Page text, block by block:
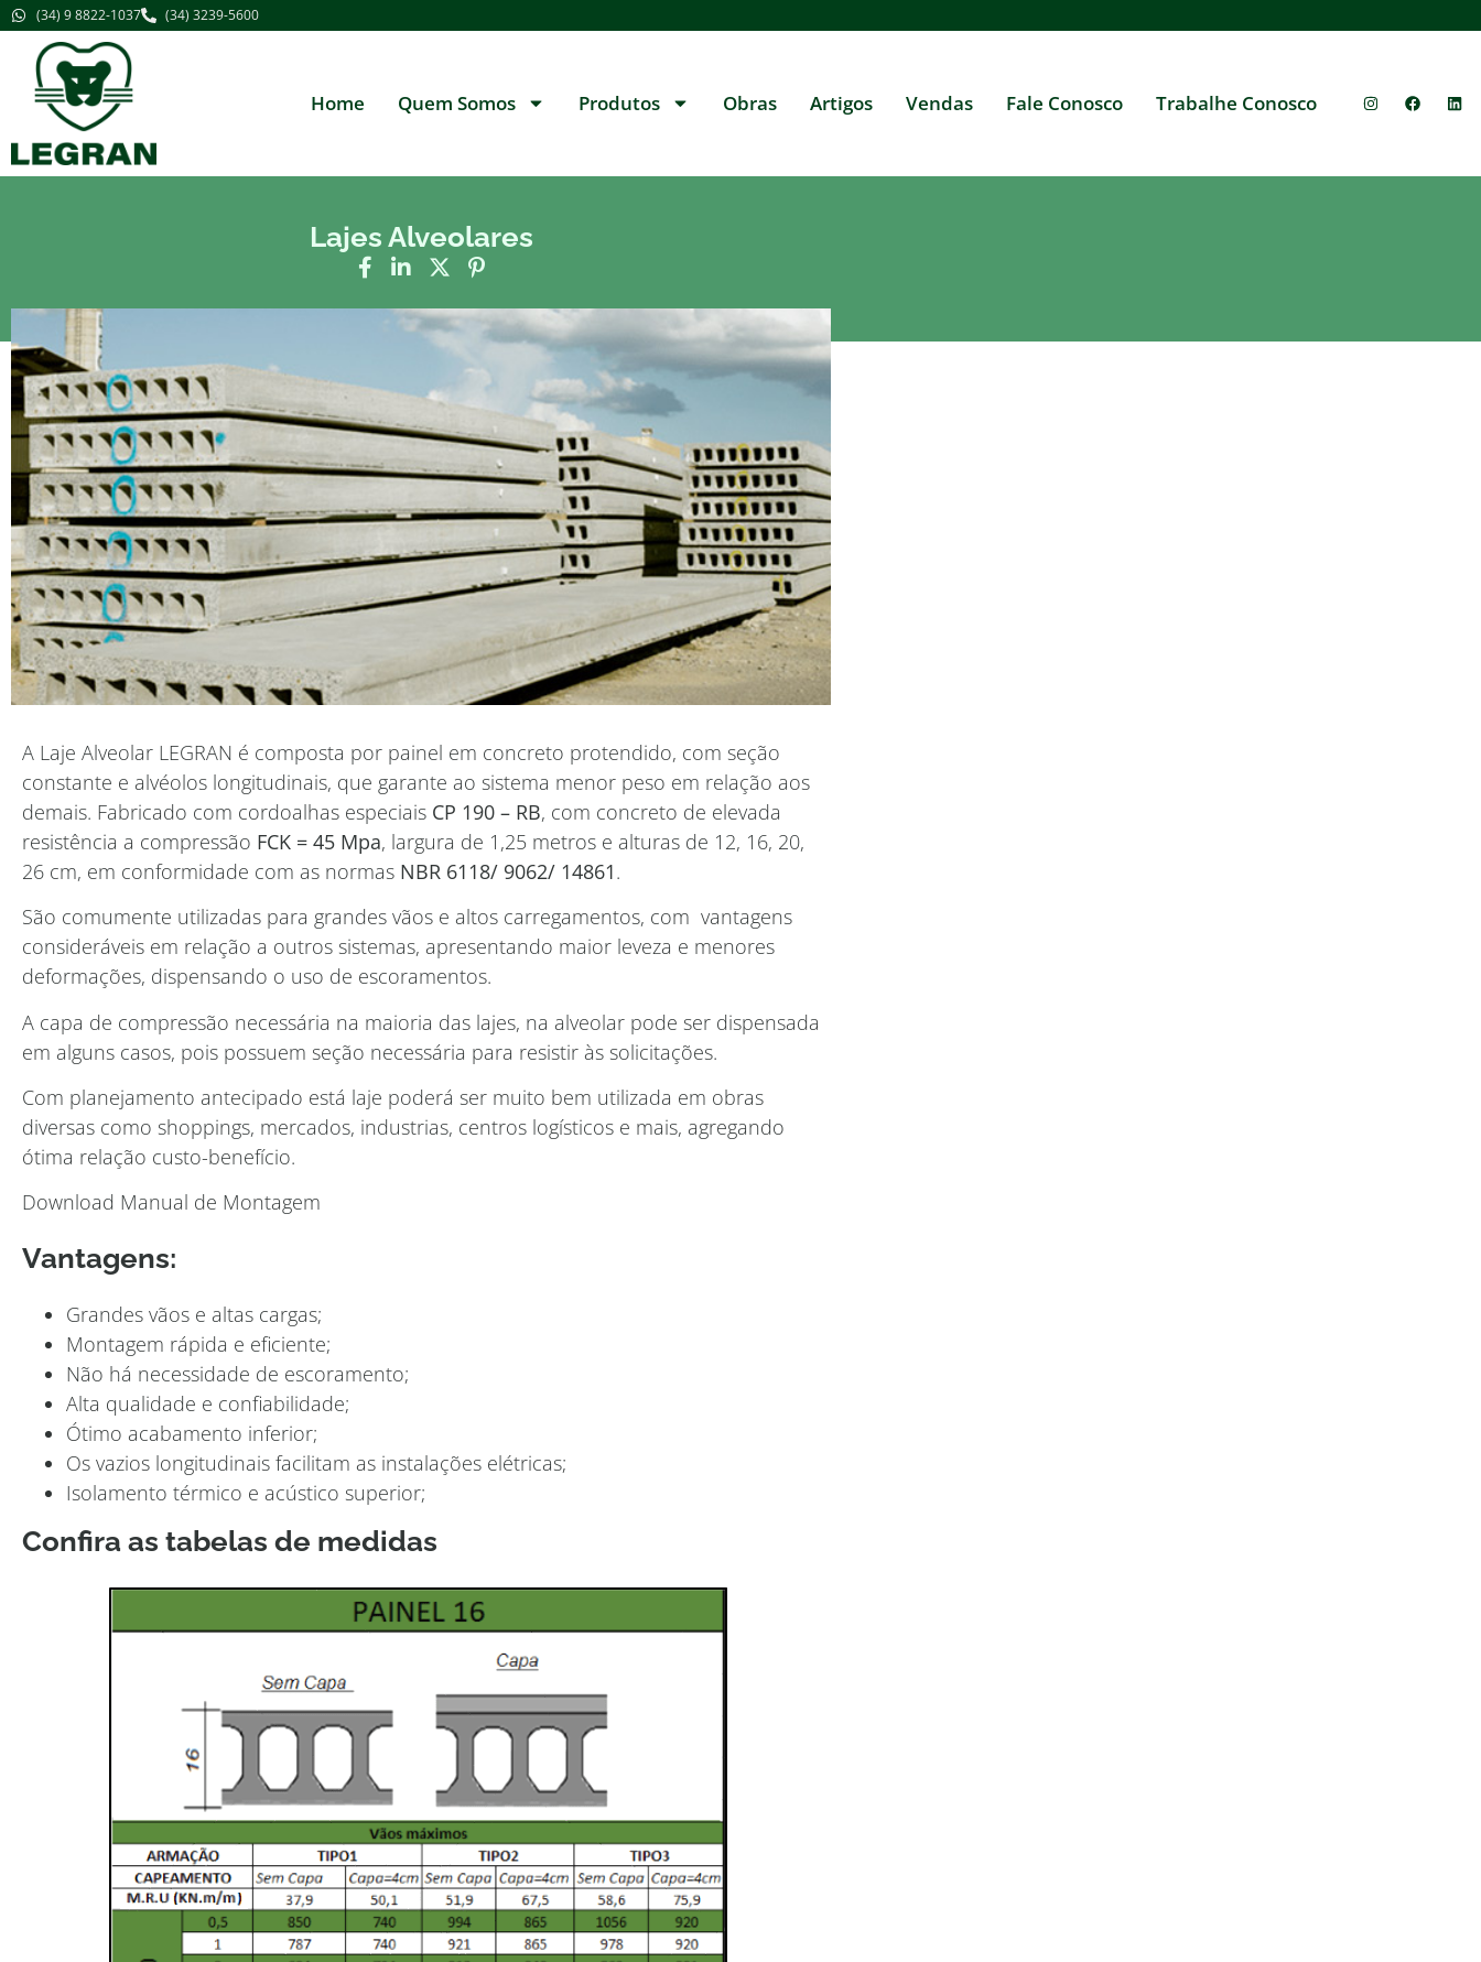
(34) 9 8822-1037 (34) 3239-5600
Home Quem Somos Produtos Obras Artigos Vendas Fale Conosco Trabalhe Conosco
Lajes Alveolares
A Laje Alveolar LEGRAN é composta por painel em concreto protendido, com seção
constante e alvéolos longitudinais, que garante ao sistema menor peso em relação aos
demais. Fabricado com cordoalhas especiais CP 190 – RB, com concreto de elevada
resistência a compressão FCK = 45 Mpa, largura de 1,25 metros e alturas de 12, 16, 20,
26 cm, em conformidade com as normas NBR 6118/ 9062/ 14861.
São comumente utilizadas para grandes vãos e altos carregamentos, com vantagens
consideráveis em relação a outros sistemas, apresentando maior leveza e menores
deformações, dispensando o uso de escoramentos.
A capa de compressão necessária na maioria das lajes, na alveolar pode ser dispensada
em alguns casos, pois possuem seção necessária para resistir às solicitações.
Com planejamento antecipado está laje poderá ser muito bem utilizada em obras
diversas como shoppings, mercados, industrias, centros logísticos e mais, agregando
ótima relação custo-benefício.
Download Manual de Montagem
Vantagens:
Grandes vãos e altas cargas;
Montagem rápida e eficiente;
Não há necessidade de escoramento;
Alta qualidade e confiabilidade;
Ótimo acabamento inferior;
Os vazios longitudinais facilitam as instalações elétricas;
Isolamento térmico e acústico superior;
Confira as tabelas de medidas